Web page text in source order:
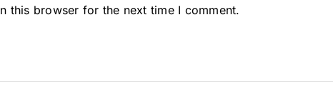
this browser for the next time I comment.